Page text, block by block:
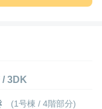
/ 3DK
(1号棟 / 4階部分)